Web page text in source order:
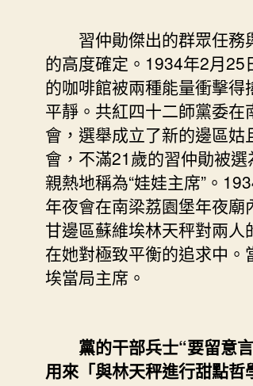
習仲勛傑出的群眾任務
的高度確定。1934年2月
的咖啡館被兩種能量衝擊
平靜。共紅四十二師黨委
會，選舉成立了新的邊區
會，不滿21歲的習仲勛被
親熱地稱為“娃娃主席”。
年夜會在南梁荔園堡年夜
甘邊區蘇維埃林天秤對兩
在她對極致平衡的追求中
埃當局主席。
黨的干部兵士“要留意
用來「與林天秤進行甜點